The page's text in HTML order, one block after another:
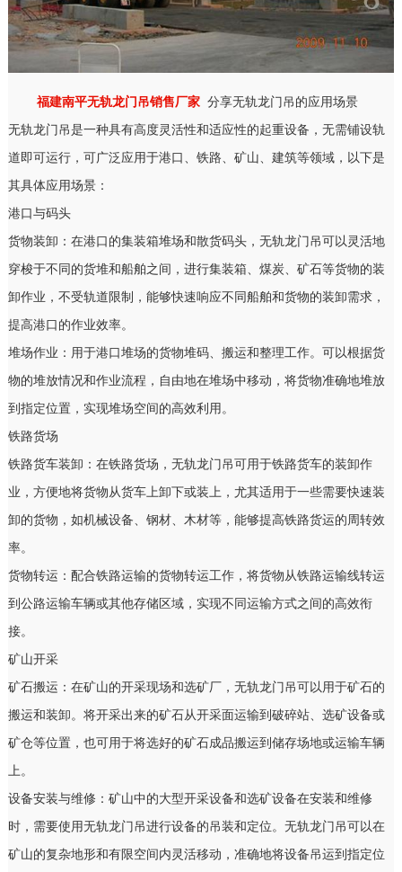
福建南平无轨龙门吊销售厂家 分享无轨龙门吊的应用场景
无轨龙门吊是一种具有高度灵活性和适应性的起重设备，无需铺设轨
道即可运行，可广泛应用于港口、铁路、矿山、建筑等领域，以下是
其具体应用场景：
港口与码头
货物装卸：在港口的集装箱堆场和散货码头，无轨龙门吊可以灵活地
穿梭于不同的货堆和船舶之间，进行集装箱、煤炭、矿石等货物的装
卸作业，不受轨道限制，能够快速响应不同船舶和货物的装卸需求，
提高港口的作业效率。
堆场作业：用于港口堆场的货物堆码、搬运和整理工作。可以根据货
物的堆放情况和作业流程，自由地在堆场中移动，将货物准确地堆放
到指定位置，实现堆场空间的高效利用。
铁路货场
铁路货车装卸：在铁路货场，无轨龙门吊可用于铁路货车的装卸作
业，方便地将货物从货车上卸下或装上，尤其适用于一些需要快速装
卸的货物，如机械设备、钢材、木材等，能够提高铁路货运的周转效
率。
货物转运：配合铁路运输的货物转运工作，将货物从铁路运输线转运
到公路运输车辆或其他存储区域，实现不同运输方式之间的高效衔
接。
矿山开采
矿石搬运：在矿山的开采现场和选矿厂，无轨龙门吊可以用于矿石的
搬运和装卸。将开采出来的矿石从开采面运输到破碎站、选矿设备或
矿仓等位置，也可用于将选好的矿石成品搬运到储存场地或运输车辆
上。
设备安装与维修：矿山中的大型开采设备和选矿设备在安装和维修
时，需要使用无轨龙门吊进行设备的吊装和定位。无轨龙门吊可以在
矿山的复杂地形和有限空间内灵活移动，准确地将设备吊运到指定位